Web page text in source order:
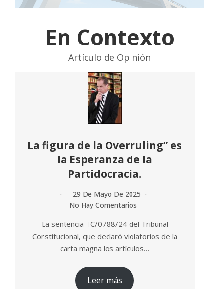
En Contexto
Artículo de Opinión
La figura de la Overruling” es
la Esperanza de la
Partidocracia.
29 De Mayo De 2025
No Hay Comentarios
La sentencia TC/0788/24 del Tribunal
Constitucional, que declaró violatorios de la
carta magna los artículos…
Leer más